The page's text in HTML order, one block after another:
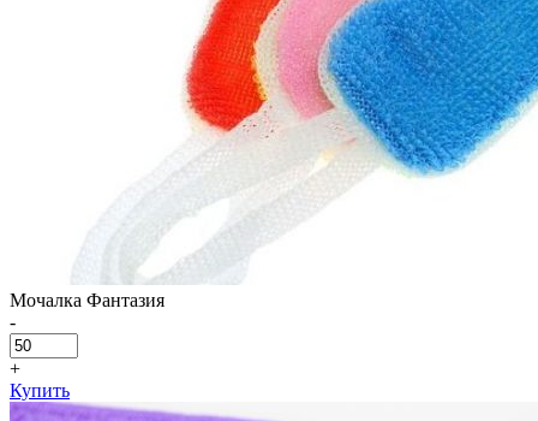
Мочалка Фантазия
-
+
Купить